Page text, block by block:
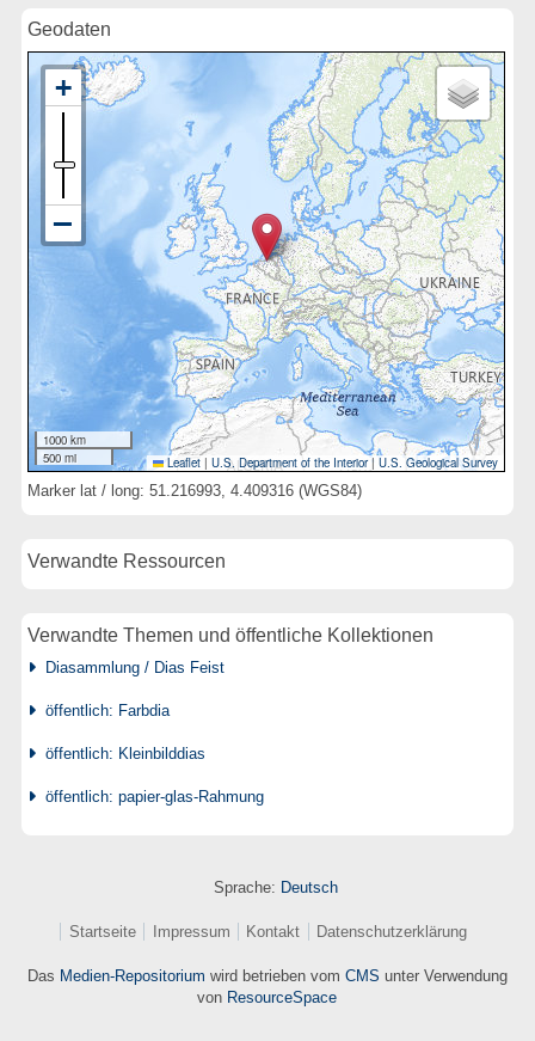
Geodaten
1000 km
500 mi
Leaflet | U.S. Department of the Interior|U.S. Geological Survey
Marker lat / long: 51.216993, 4.409316 (WGS84)
Verwandte Ressourcen
Verwandte Themen und öffentliche Kollektionen
Diasammlung / Dias Feist
öffentlich: Farbdia
öffentlich: Kleinbilddias
öffentlich: papier-glas-Rahmung
Sprache: Deutsch
Startseite Impressum Kontakt Datenschutzerklärung
Das Medien-Repositorium wird betrieben vom CMS unter Verwendung
von ResourceSpace